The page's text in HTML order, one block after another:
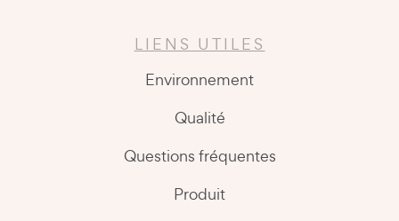
LIENS UTILES
Environnement
Qualité
Questions fréquentes
Produit